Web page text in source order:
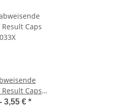
Caps
3,55 € *